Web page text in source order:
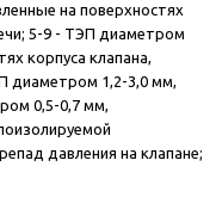
на поверхностях
5-9 - ТЭП диаметром
корпуса клапана,
диаметром 1,2-3,0 мм,
0,5-0,7 мм,
давления на клапане;